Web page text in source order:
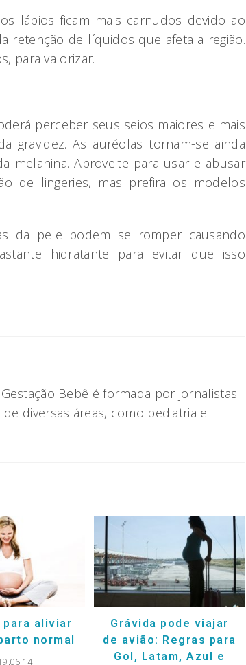
lábios ficam mais carnudos devido ao
retenção de líquidos que afeta a região.
para valorizar.
perceber seus seios maiores e mais
gravidez. As auréolas tornam-se ainda
melanina. Aproveite para usar e abusar
de lingeries, mas prefira os modelos
da pele podem se romper causando
hidratante para evitar que isso
Bebê é formada por jornalistas
diversas áreas, como pediatria e
para aliviar
normal
Grávida pode viajar
de avião: Regras para
Gol, Latam, Azul e